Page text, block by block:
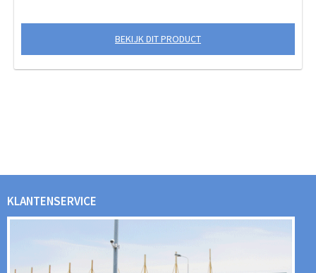
BEKIJK DIT PRODUCT
KLANTENSERVICE